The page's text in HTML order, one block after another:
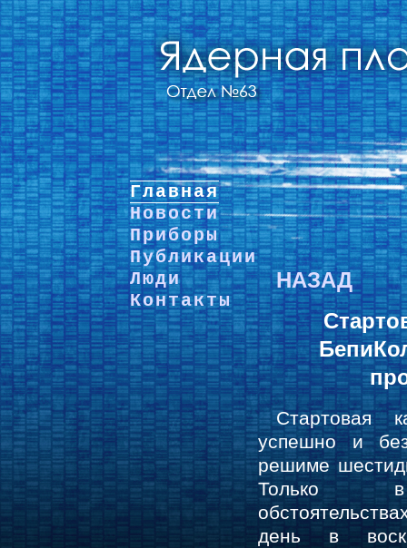
Главная
Новости
Приборы
Публикации
Люди
Контакты
НАЗАД
Стартовая
успешно и
решиме
Только в
день в